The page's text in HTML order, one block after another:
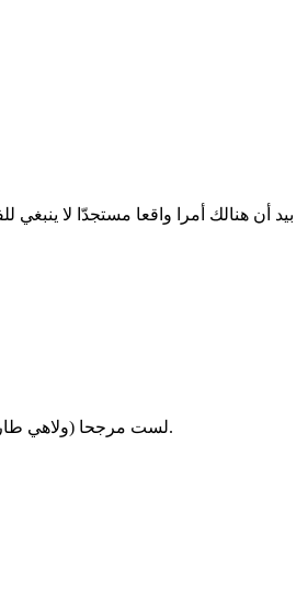
بيد أن هنالك أمرا واقعا مستجدّا لا
لست مرجحا (ولاهي طارحه اعلي العار) لكنني أرى أنه لا ينبغي للفقيه أن يغفل هذه الحقيقة ولا أن ينقل كلام الفقهاء الأقدمين استدلالا وكأنه يفترض أنهم معنا على أرضية واحدة من هذه الزاوية.